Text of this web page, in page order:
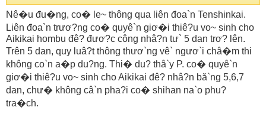
Nê�u đu�ng, co� le~ thông qua liên đoa`n Tenshinkai.
Liên đoa`n trươ?ng co� quyê`n giơ�i thiê?u vo~ sinh cho
Aikikai hombu đê? đươ?c công nhâ?n tư` 5 dan trơ? lên.
Trên 5 dan, quy luâ?t thông thươ`ng vê` ngươ`i châ�m thi
không co`n a�p du?ng. Thi� du? thâ`y P. co� quyê`n
giơ�i thiê?u vo~ sinh cho Aikikai đê? nhâ?n bă`ng 5,6,7
dan, chư� không câ`n pha?i co� shihan na`o phu?
tra�ch.